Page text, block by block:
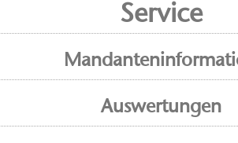
Service
Auswertungen